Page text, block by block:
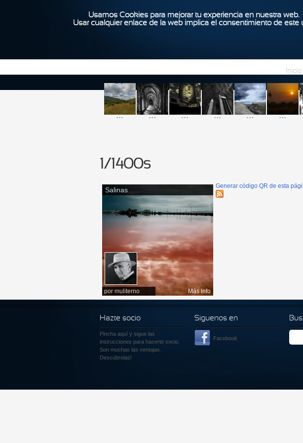
Usamos Cookies para mejorar tu experiencia en nuestra web.
Usar cualquier enlace de la web implica el consentimiento de este
Inicio
... ... ... ... ... ...
1/1400s
Salinas
por muliterno Más info
Generar código QR de esta
Hazte socio
Pincha aquí y sigue las
instrucciones para hacerte socio.
Son muchas las ventajas.
Descúbrelas!
Siguenos en
Facebook